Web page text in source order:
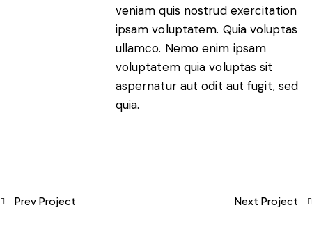
veniam quis nostrud exercitation
ipsam voluptatem. Quia voluptas
ullamco. Nemo enim ipsam
voluptatem quia voluptas sit
aspernatur aut odit aut fugit, sed
quia.
Prev Project Next Project